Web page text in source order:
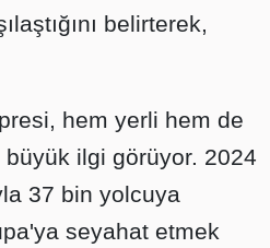
belirterek,
hem yerli hem de
ilgi görüyor. 2024
37 bin yolcuya
seyahat etmek